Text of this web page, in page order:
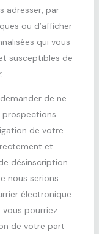
adresser, par
ou d’afficher
qui vous
susceptibles de
de ne
prospections
de votre
et
désinscription
nous serions
électronique.
vous pourriez
de votre part